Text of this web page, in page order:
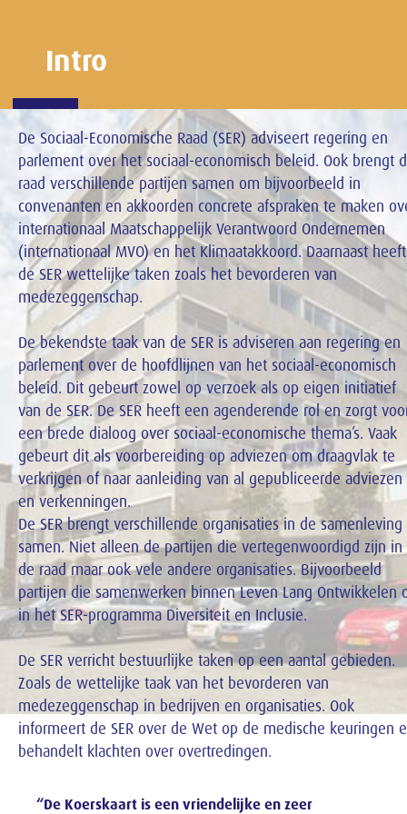
Intro
De Sociaal-Economische Raad (SER) adviseert regering en
parlement over het sociaal-economisch beleid. Ook brengt
raad verschillende partijen samen om bijvoorbeeld in
convenanten en akkoorden concrete afspraken te maken
internationaal Maatschappelijk Verantwoord Ondernemen
(internationaal MVO) en het Klimaatakkoord. Daarnaast heeft
de SER wettelijke taken zoals het bevorderen van
medezeggenschap.
De bekendste taak van de SER is adviseren aan regering en
parlement over de hoofdlijnen van het sociaal-economisch
beleid. Dit gebeurt zowel op verzoek als op eigen initiatief
van de SER. De SER heeft een agenderende rol en zorgt
een brede dialoog over sociaal-economische thema’s. Vaak
gebeurt dit als voorbereiding op adviezen om draagvlak te
verkrijgen of naar aanleiding van al gepubliceerde adviezen
en verkenningen.
De SER brengt verschillende organisaties in de samenleving
samen. Niet alleen de partijen die vertegenwoordigd zijn in
de raad maar ook vele andere organisaties. Bijvoorbeeld
partijen die samenwerken binnen Leven Lang Ontwikkelen
in het SER-programma Diversiteit en Inclusie.
De SER verricht bestuurlijke taken op een aantal gebieden.
Zoals de wettelijke taak van het bevorderen van
medezeggenschap in bedrijven en organisaties. Ook
informeert de SER over de Wet op de medische keuringen
behandelt klachten over overtredingen.
“De Koerskaart is een vriendelijke en zeer